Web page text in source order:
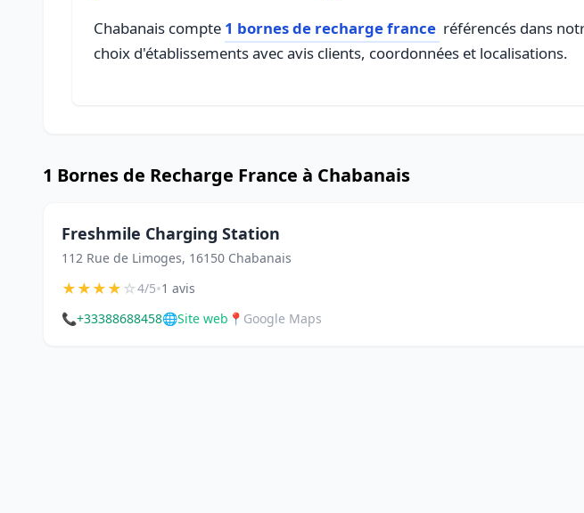
Chabanais compte 1 bornes de recharge france référencés dans
choix d'établissements avec avis clients, coordonnées et localisations.
1 Bornes de Recharge France à Chabanais
Freshmile Charging Station
112 Rue de Limoges, 16150 Chabanais
★★★★☆4/5•1 avis
📞+33388688458🌐Site web 📍 Google Maps